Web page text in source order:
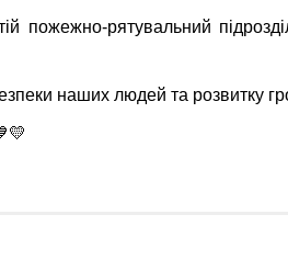
пожежно-рятувальний
наших людей та розвитку